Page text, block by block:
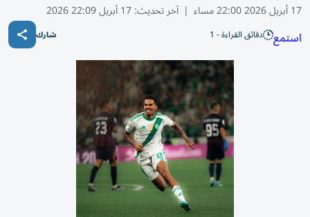
17 أبريل 2026 22:00 مساء | آخر تحديث:17 أبريل 22:09 2026
استمع دقائق القراءة - 1 شارك